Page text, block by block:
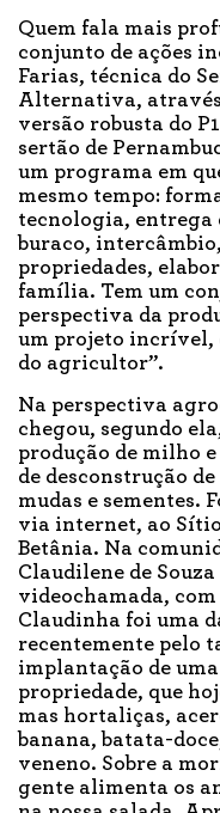
Quem fala mais
conjunto de ações
Farias, técnica do
Alternativa, através
versão robusta do
sertão de
um programa em
mesmo tempo:
tecnologia, entrega
buraco,
propriedades,
família. Tem um
perspectiva da
um projeto incrível,
do agricultor”.
Na perspectiva
chegou, segundo
produção de milho
de desconstrução
mudas e sementes.
via internet, ao
Betânia. Na
Claudilene de
videochamada,
Claudinha foi uma
recentemente pelo
implantação de
propriedade, que
mas hortaliças,
banana, batata-
veneno. Sobre a
gente alimenta os